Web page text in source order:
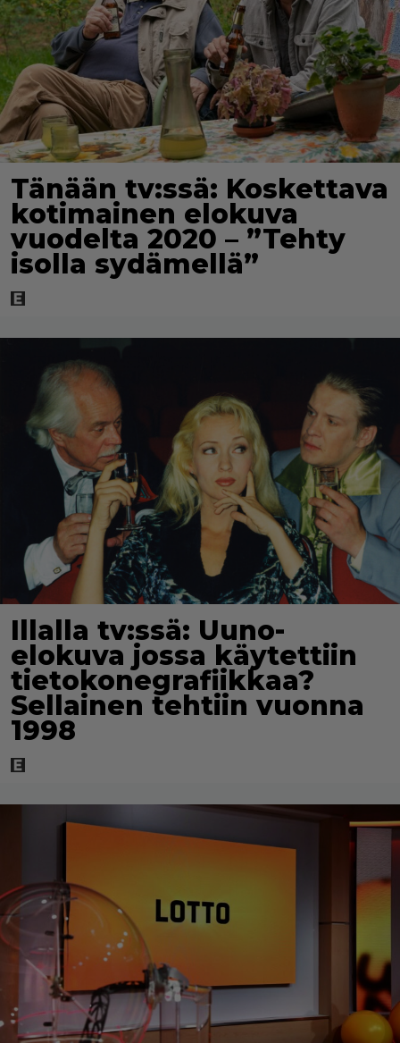
Tänään tv:ssä: Koskettava
kotimainen elokuva
vuodelta 2020 – ”Tehty
isolla sydämellä”
Illalla tv:ssä: Uuno-
elokuva jossa käytettiin
tietokonegrafiikkaa?
Sellainen tehtiin vuonna
1998